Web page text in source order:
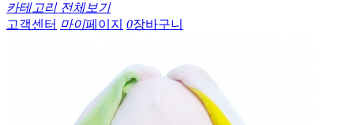
카테고리 전체보기
고객센터 마이페이지 0장바구니